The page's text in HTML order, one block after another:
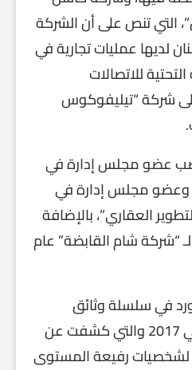
تنص على أن الشركة
لديها عمليات تجارية في
للاتصالات
شركة “تيليفوكوس
عضو مجلس إدارة في
وعضو مجلس إدارة في
العقاري”، بالإضافة
“شركة شام القابضة” عام
في سلسلة وثائق
“برادايز” (أوراق الجنة) في 2017 والتي كشفت عن
لشخصيات رفيعة المستوى